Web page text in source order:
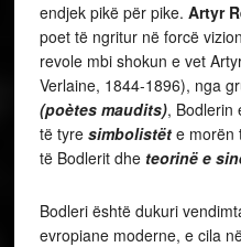
endjek pikë për pike. Artyr
poet të ngritur në forcë
revole mbi shokun e vet
Verlaine, 1844-1896), nga
(poètes maudits), Bodlerin
të tyre simbolistët e morën
të Bodlerit dhe teorinë e
Bodleri është dukuri
evropiane moderne, e cila